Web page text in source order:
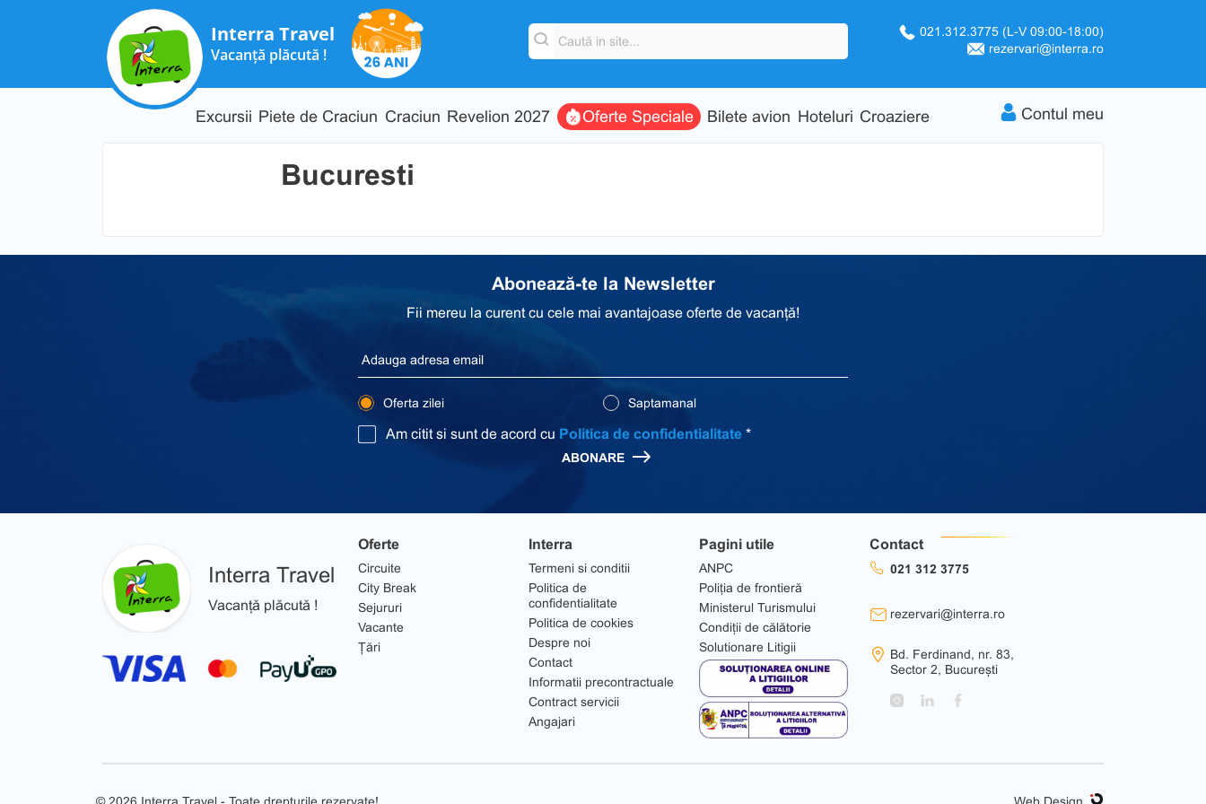
Interra Travel
Vacanță plăcută !
021.312.3775 (L-V 09:00-18:00)
rezervari@interra.ro
Excursii Piete de Craciun Craciun Revelion 2027 Oferte Speciale Bilete avion Hoteluri Croaziere Contul meu
Bucuresti
Abonează-te la Newsletter
Fii mereu la curent cu cele mai avantajoase oferte de vacanță!
Oferta zilei Saptamanal
Am citit si sunt de acord cu Politica de confidentialitate *
ABONARE
Interra Travel
Vacanță plăcută !
Oferte
Circuite
City Break
Sejururi
Vacante
Țări
Interra
Termeni si conditii
Politica de
confidentialitate
Politica de cookies
Despre noi
Contact
Informatii precontractuale
Contract servicii
Angajari
Pagini utile
ANPC
Poliția de frontieră
Ministerul Turismului
Condiții de călătorie
Solutionare Litigii
Contact
021 312 3775
rezervari@interra.ro
Bd. Ferdinand, nr. 83,
Sector 2, București